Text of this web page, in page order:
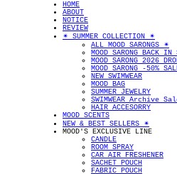
HOME
ABOUT
NOTICE
REVIEW
✴︎ SUMMER COLLECTION ✴︎
ALL MOOD SARONGS ✴︎
MOOD SARONG BACK IN
MOOD SARONG 2026
MOOD SARONG -50%
NEW SWIMWEAR
MOOD BAG
SUMMER JEWELRY
SWIMWEAR Archive
HAIR ACCESORRY
MOOD SCENTS
NEW & BEST SELLERS ✴︎
MOOD'S EXCLUSIVE LINE
CANDLE
ROOM SPRAY
CAR AIR FRESHENER
SACHET POUCH
FABRIC POUCH